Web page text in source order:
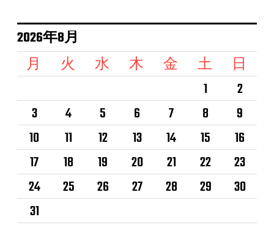
2026年8月
月
火 水 木 金 土
日
1
2
3
4 5 6 7 8
9
10
11 12 13 14 15
16
17
18 19 20 21 22
23
24
25 26 27 28 29
30
31